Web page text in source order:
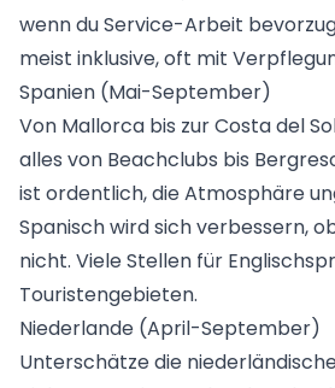
wenn du Service-Arbeit
meist inklusive, oft mit
Spanien (Mai-September)
Von Mallorca bis zur Costa del
alles von Beachclubs bis
ist ordentlich, die Atmosphäre
Spanisch wird sich verbessern,
nicht. Viele Stellen für
Touristengebieten.
Niederlande (April-September)
Unterschätze die